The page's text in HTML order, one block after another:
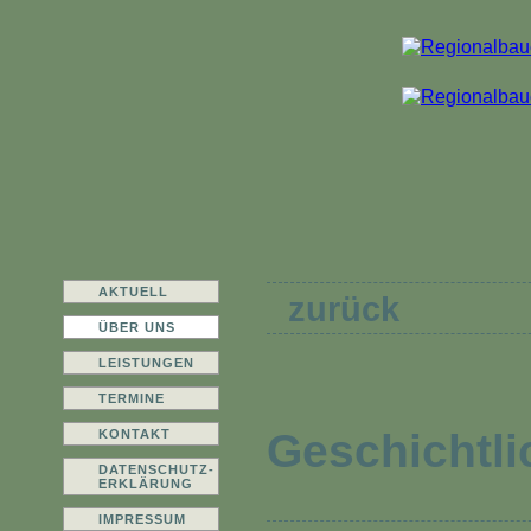
AKTUELL
ÜBER UNS
LEISTUNGEN
TERMINE
KONTAKT
DATENSCHUTZ-
ERKLÄRUNG
IMPRESSUM
zurück